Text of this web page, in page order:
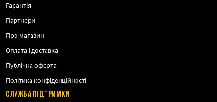
Гарантія
Партнери
Про магазин
Оплата і доставка
Публічна оферта
Політика конфіденційності
СЛУЖБА ПІДТРИМКИ